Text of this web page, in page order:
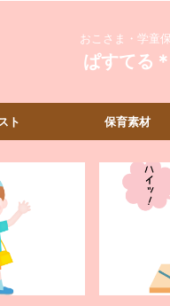
おこさま・学童
ぱすてる
ト 保育素材